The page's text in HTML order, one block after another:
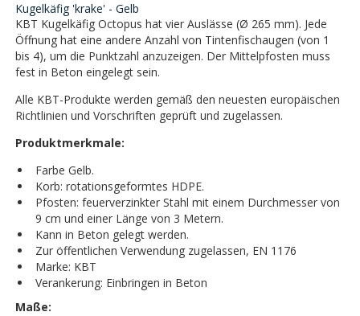
Kugelkäfig 'krake' - Gelb
KBT Kugelkäfig Octopus hat vier Auslässe (Ø 265 mm). Jede
Öffnung hat eine andere Anzahl von Tintenfischaugen (von 1
bis 4), um die Punktzahl anzuzeigen. Der Mittelpfosten muss
fest in Beton eingelegt sein.
Alle KBT-Produkte werden gemäß den neuesten europäischen
Richtlinien und Vorschriften geprüft und zugelassen.
Produktmerkmale:
Farbe Gelb.
Korb: rotationsgeformtes HDPE.
Pfosten: feuerverzinkter Stahl mit einem Durchmesser von
9 cm und einer Länge von 3 Metern.
Kann in Beton gelegt werden.
Zur öffentlichen Verwendung zugelassen, EN 1176
Marke: KBT
Verankerung: Einbringen in Beton
Maße: